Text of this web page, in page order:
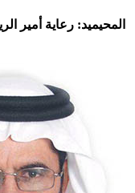
المحيميد: رعاية أمير